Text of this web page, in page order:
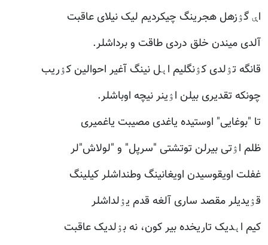
اې گۉزه­ل هجرینگ چیکردیم لیک نیلای عاقبت
آلدی میندن خلق دردی طاقت و برداشلر.
قانگه تۉلدی کۉنگلیم اېل نینگ آغیر احوالین کۉریب
چونکه تقدیری بیلن اۉینر نیچه اوباشلر.
تا "بوغایی" اوستیده یاغدی مصیبت یاغمیری
ظلم اۉتی بیرلن توتشتی "سرپل" و "لولاش"لر
غفلت اویقوسیدن اویغانینگ وطنداشلر کیلینگ
قۉیدیلر مقصد ساری آلغه قدم یۉلداشلر
کیم اېدیک تاریخده بیر کون، نه بۉلدیک عاقبت